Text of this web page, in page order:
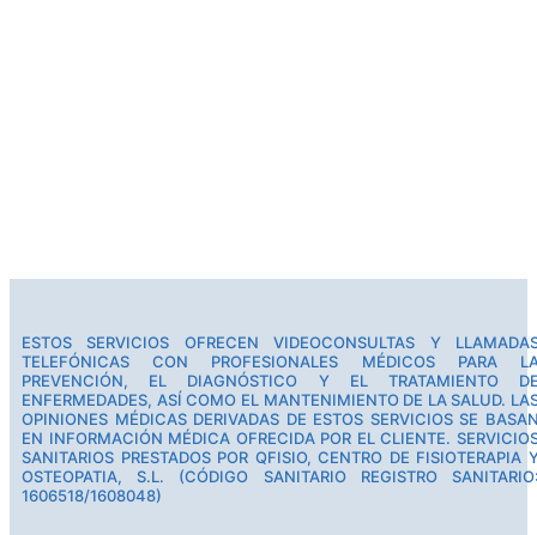
ESTOS SERVICIOS OFRECEN VIDEOCONSULTAS Y
TELEFÓNICAS CON PROFESIONALES MÉDICOS PARA
PREVENCIÓN, EL DIAGNÓSTICO Y EL TRATAMIENTO
ENFERMEDADES, ASÍ COMO EL MANTENIMIENTO DE LA SALUD.
OPINIONES MÉDICAS DERIVADAS DE ESTOS SERVICIOS SE
EN INFORMACIÓN MÉDICA OFRECIDA POR EL CLIENTE.
SANITARIOS PRESTADOS POR QFISIO, CENTRO DE FISIOTERAPIA
OSTEOPATIA, S.L. (CÓDIGO SANITARIO REGISTRO
1606518/1608048)